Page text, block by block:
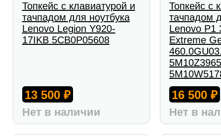
Топкейс с клавиатурой и
тачпадом для ноутбука
Lenovo Legion Y920-
17IKB 5CB0P05608
13 500 ₽
Нет в наличии
Топкейс с
тачпадом
Lenovo P1
Extreme
16 500₽
Нет в